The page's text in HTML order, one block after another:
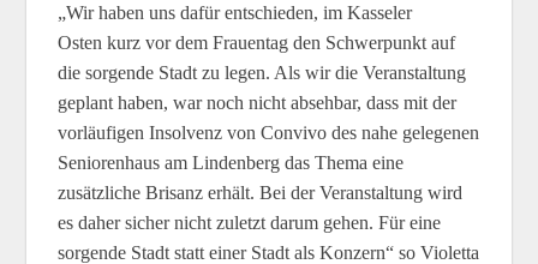
„Wir haben uns dafür entschieden, im Kasseler
Osten kurz vor dem Frauentag den Schwerpunkt auf
die sorgende Stadt zu legen. Als wir die Veranstaltung
geplant haben, war noch nicht absehbar, dass mit der
vorläufigen Insolvenz von Convivo des nahe gelegenen
Seniorenhaus am Lindenberg das Thema eine
zusätzliche Brisanz erhält. Bei der Veranstaltung wird
es daher sicher nicht zuletzt darum gehen. Für eine
sorgende Stadt statt einer Stadt als Konzern“ so Violetta